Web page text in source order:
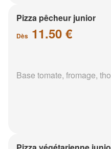
Pizza pêcheur junior
Dès 11.50 €
Base tomate, fromage,